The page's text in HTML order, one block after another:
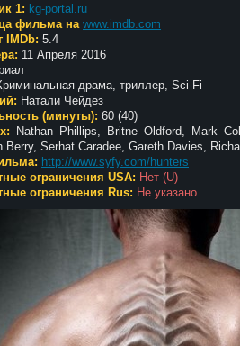
1: kg-portal.ru
фильма на www.imdb.com
IMDb: 5.4
11 Апреля 2016
драма, триллер, Sci-Fi
Натали Чейдез
(минуты): 60 (40)
Nathan Phillips, Britne Oldford, Mark
Berry, Serhat Caradee, Gareth Davies,
http://www.syfy.com/hunters
ограничения USA: Нет (U)
ограничения Rus: Не указано